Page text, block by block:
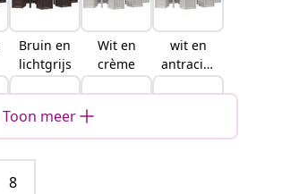
Bruin en
lichtgrijs
Wit en
crème
wit en
antraciet
kleurig
Lichtgrijs
Toon meer
8